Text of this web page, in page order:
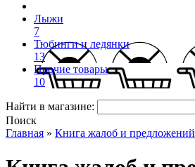
Лыжи
7
Тюбинги и ледянки
13
Прочие товары
10
Найти в магазине:
Поиск
Главная » Книга жалоб и предложений